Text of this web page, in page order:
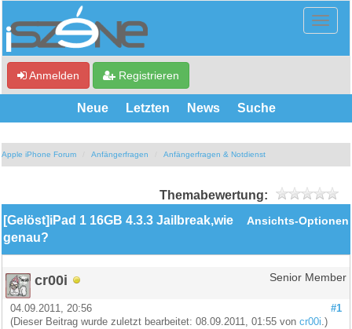
Anmelden Registrieren
Neue Letzten News Suche
Apple iPhone Forum Anfängerfragen Anfängerfragen & Notdienst
Themabewertung:
Ansichts-Optionen
[Gelöst]iPad 1 16GB 4.3.3 Jailbreak,wie
genau?
cr00i Senior Member
#1
04.09.2011, 20:56
(Dieser Beitrag wurde zuletzt bearbeitet: 08.09.2011, 01:55 voncr00i .)